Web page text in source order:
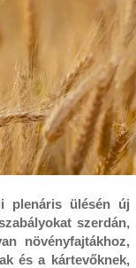
plenáris ülésén új
szerdán,
növényfajtákhoz,
és a kártevőknek,